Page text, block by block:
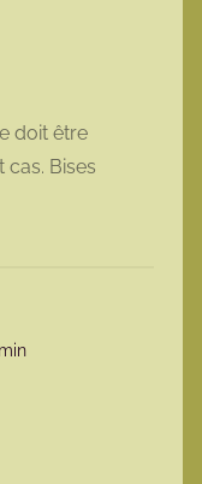
doit être
cas. Bises